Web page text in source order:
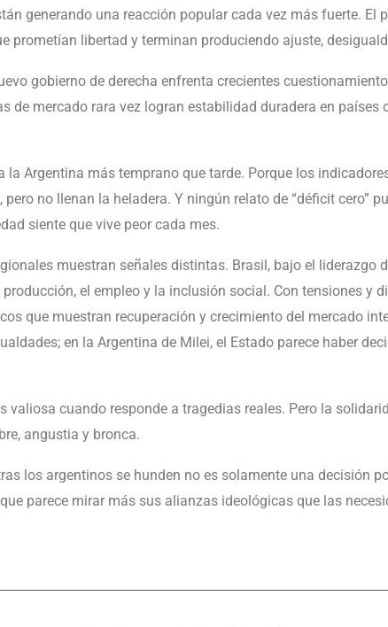
generando una reacción popular cada vez más fuerte. El
prometían libertad y terminan produciendo ajuste,
gobierno de derecha enfrenta crecientes
de mercado rara vez logran estabilidad duradera en países
la Argentina más temprano que tarde. Porque los
no llenan la heladera. Y ningún relato de “déficit cero”
siente que vive peor cada mes.
muestran señales distintas. Brasil, bajo el liderazgo
el empleo y la inclusión social. Con tensiones y
que muestran recuperación y crecimiento del mercado
en la Argentina de Milei, el Estado parece haber
valiosa cuando responde a tragedias reales. Pero la
angustia y bronca.
los argentinos se hunden no es solamente una decisión
parece mirar más sus alianzas ideológicas que las